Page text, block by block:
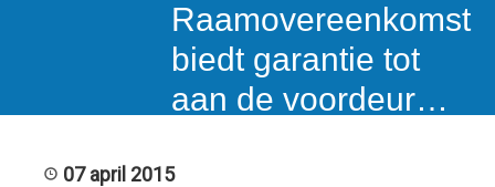
Raamovereenkomst
biedt garantie tot
aan de voordeur…
07 april 2015